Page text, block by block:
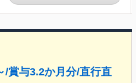
/賞与3.2か月分/直行直